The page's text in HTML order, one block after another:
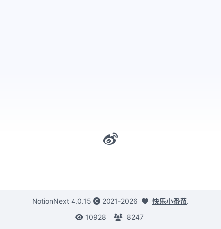
NotionNext 4.0.15 2021-2026 快乐小番茄.
10928
8247